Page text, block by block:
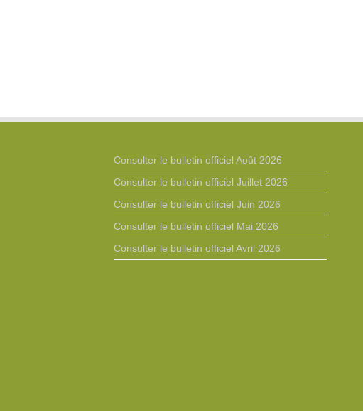
Consulter le bulletin officiel Août 2026
Consulter le bulletin officiel Juillet 2026
Consulter le bulletin officiel Juin 2026
Consulter le bulletin officiel Mai 2026
Consulter le bulletin officiel Avril 2026